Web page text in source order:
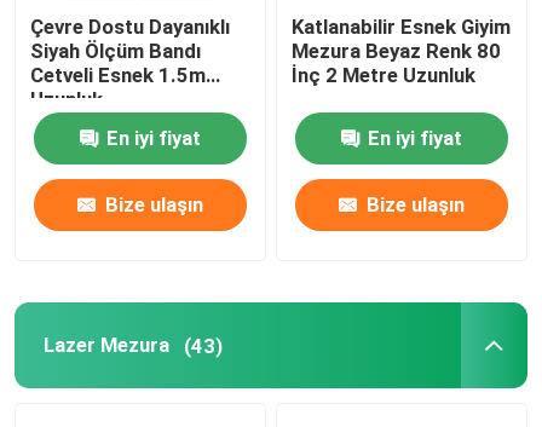
Çevre Dostu Dayanıklı
Siyah Ölçüm Bandı
Cetveli Esnek 1.5m
Uzunluk
En iyi fiyat
Bize ulaşın
Katlanabilir Esnek Giyim
Mezura Beyaz Renk 80
İnç 2 Metre Uzunluk
En iyi fiyat
Bize ulaşın
Lazer Mezura (43)